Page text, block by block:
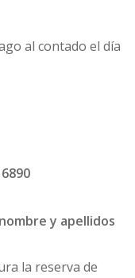
al contado el día
y apellidos
la reserva de